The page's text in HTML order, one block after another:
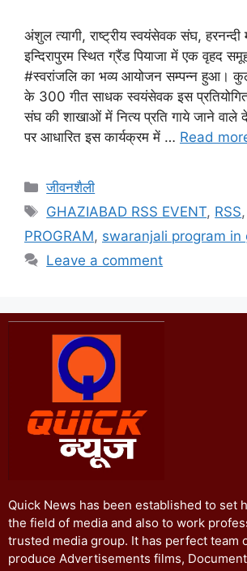
अंशुल त्यागी, राष्ट्रीय स्वयंसेवक संघ, हरनन्दी
इन्दिरापुरम स्थित ग्रैंड पियाजा में एक वृहद
#स्वरांजलि का भव्य आयोजन सम्पन्न हुआ।
के 300 गीत साधक स्वयंसेवक इस
संघ की शाखाओं में नित्य प्रति गाये जाने वाले
पर आधारित इस कार्यक्रम में … Read
जीवनशैली
GHAZIABAD RSS EVENT, RSS,
PROGRAM, swaranjali program in
Leave a comment
Quick News has been established to set
the field of media and also to work
trusted media group. It has perfect team
produce Advertisements films,